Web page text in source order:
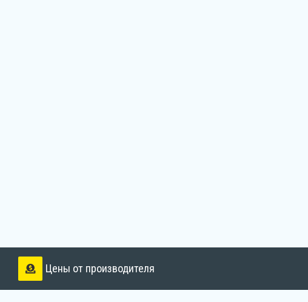
Цены от производителя